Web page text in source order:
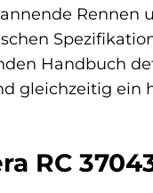
Handbuch
gleichzeitig ein
RC